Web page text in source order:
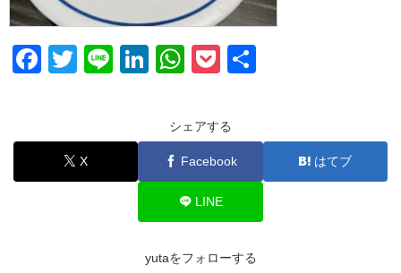
F
e
b
T
er
Li
Li
e
dI
W
at
s
A
p
p
P
ck
et
シェアする
X Facebook はてブ
LINE
yutaをフォローする